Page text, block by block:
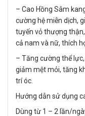
– Cao Hồng Sâm
cường hệ miễn dịch,
tuyến vỏ thượng
cả nam và nữ, thích
– Tăng cường thể
giảm mệt mỏi, tăng
trí óc.
Hướng dẫn sử dụng
Dùng từ 1 – 2 lần/